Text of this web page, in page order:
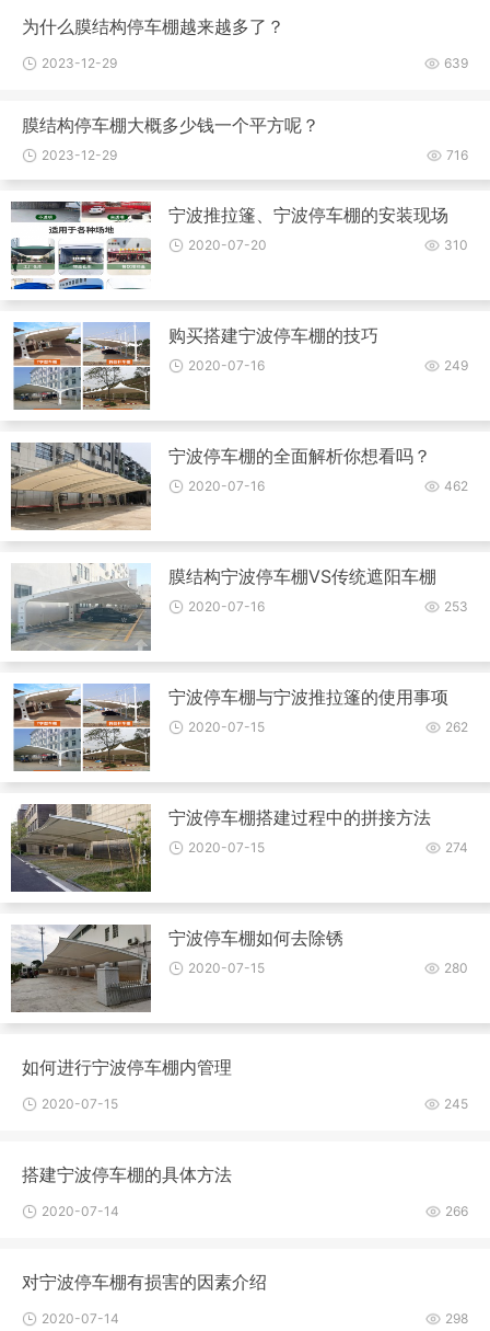
为什么膜结构停车棚越来越多了？
2023-12-29 639
膜结构停车棚大概多少钱一个平方呢？
2023-12-29 716
宁波推拉篷、宁波停车棚的安装现场
2020-07-20 310
购买搭建宁波停车棚的技巧
2020-07-16 249
宁波停车棚的全面解析你想看吗？
2020-07-16 462
膜结构宁波停车棚VS传统遮阳车棚
2020-07-16 253
宁波停车棚与宁波推拉篷的使用事项
2020-07-15 262
宁波停车棚搭建过程中的拼接方法
2020-07-15 274
宁波停车棚如何去除锈
2020-07-15 280
如何进行宁波停车棚内管理
2020-07-15 245
搭建宁波停车棚的具体方法
2020-07-14 266
对宁波停车棚有损害的因素介绍
2020-07-14 298